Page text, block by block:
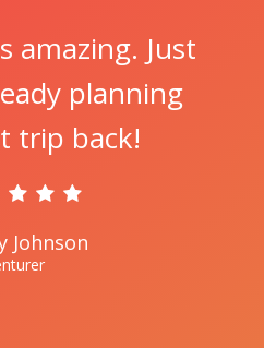
amazing. Just
planning
trip back!
Johnson